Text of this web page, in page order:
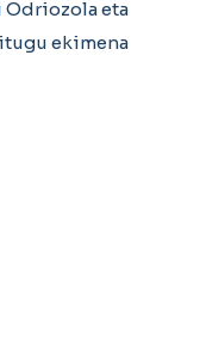
eta
ekimena